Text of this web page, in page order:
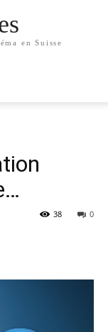
en Suisse
0
38